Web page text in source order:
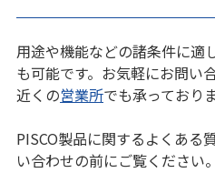
用途や機能などの諸条件に適
も可能です。お気軽にお問い
近くの営業所でも承っておりま
PISCO製品に関するよくある
い合わせの前にご覧ください。